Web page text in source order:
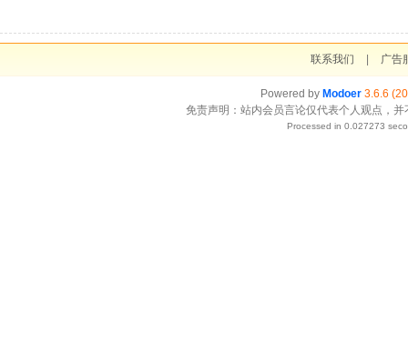
联系我们 广告
Powered by Modoer 3.6.6
免责声明：站内会员言论仅代表个人观点，
Processed in 0.027273